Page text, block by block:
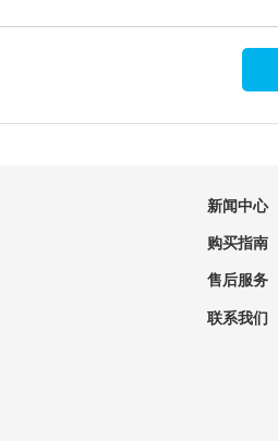
新闻中心
购买指南
售后服务
联系我们